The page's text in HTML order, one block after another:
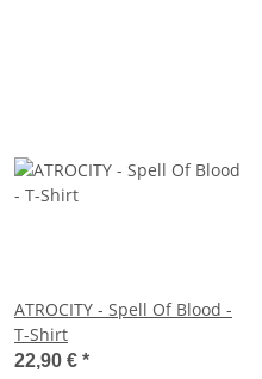
ATROCITY - Spell Of Blood -
T-Shirt
22,90 € *